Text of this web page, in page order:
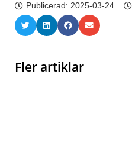
Publicerad: 2025-03-24
Fler artiklar